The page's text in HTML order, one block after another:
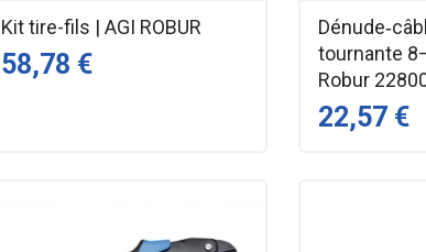
Kit tire-fils | AGI ROBUR
58,78 €
tournante
Robur
22,57 €